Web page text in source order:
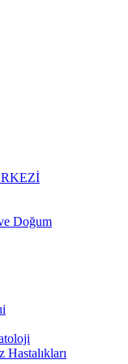
Doğum